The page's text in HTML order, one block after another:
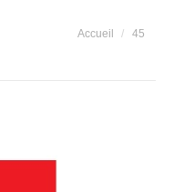
Vous êtes ici
Accueil 45